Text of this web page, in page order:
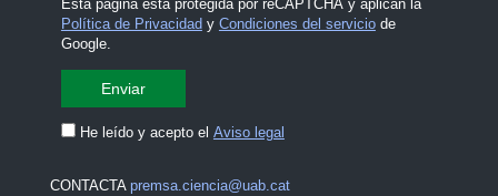
Esta página está protegida por reCAPTCHA y aplican la
Política de Privacidad y Condiciones del serviciode
Google.
He leído y acepto el Aviso legal
CONTACTA premsa.ciencia@uab.cat